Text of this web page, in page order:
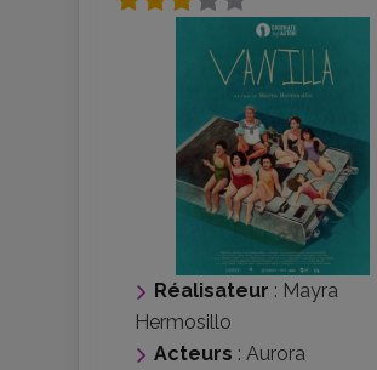
Réalisateur : Mayra
Hermosillo
Acteurs : Aurora